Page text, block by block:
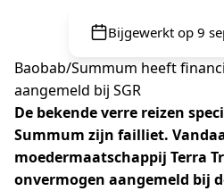
Bijgewerkt op 9
Baobab/Summum heeft
aangemeld bij SGR
De bekende verre reizen
Summum zijn failliet.
moedermaatschappij Terra
onvermogen aangemeld bij